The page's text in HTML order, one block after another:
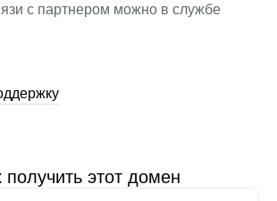
с партнером можно в службе
получить этот домен